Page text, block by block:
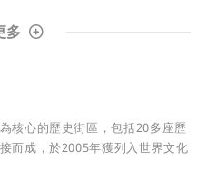
多
核心的歷史街區，包括20多座歷
而成，於2005年獲列入世界文化